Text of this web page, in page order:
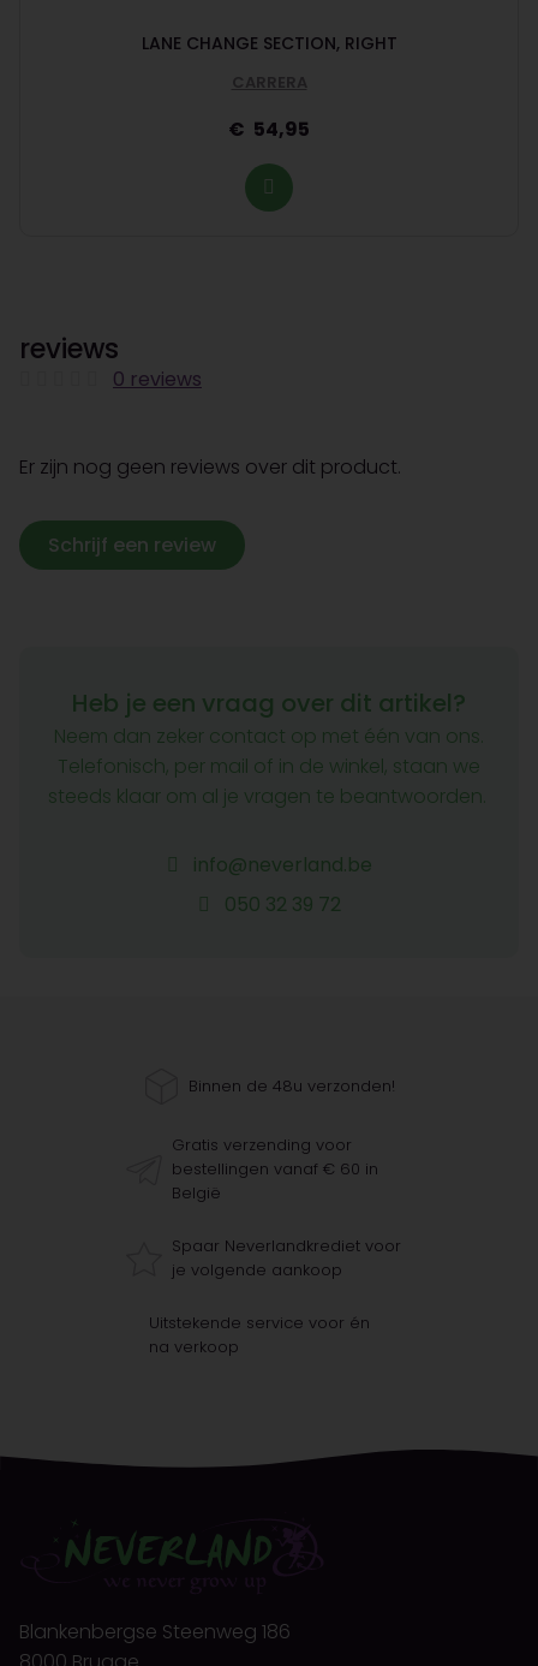
LANE CHANGE SECTION, RIGHT
CARRERA
54,95
reviews
0 reviews
Er zijn nog geen reviews over dit product.
Schrijf een review
Heb je een vraag over dit artikel?
Neem dan zeker contact op met één van ons.
Telefonisch, per mail of in de winkel, staan we
steeds klaar om al je vragen te beantwoorden.
info@neverland.be
050 32 39 72
Binnen de 48u verzonden!
Gratis verzending voor
bestellingen vanaf € 60 in
België
Spaar Neverlandkrediet voor
je volgende aankoop
Uitstekende service voor én
na verkoop
Blankenbergse Steenweg 186